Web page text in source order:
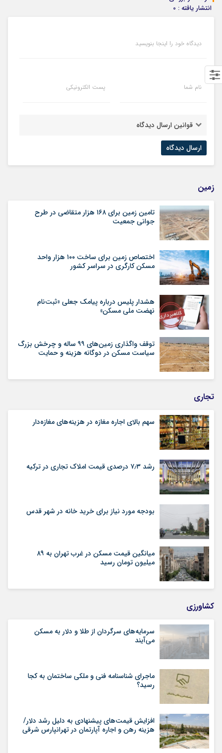
انتشار یافته : 0
دیدگاه خود را اینجا بنویسید
نام شما پست الکترونیکی
قوانین ارسال دیدگاه
زمین
تامین زمین برای ۱۶۸ هزار متقاضی در طرح
جوانی جمعیت
اختصاص زمین برای ساخت ۱۰۰ هزار واحد
مسکن کارگری در سراسر کشور
هشدار پلیس درباره پیامک جعلی «ثبت‌نام
نهضت ملی مسکن»
توقف واگذاری زمین‌های ۹۹ ساله و چرخش بزرگ
سیاست مسکن در دوگانه هزینه و حمایت
تجاری
سهم بالای اجاره‌‌ مغازه در هزینه‌‌های مغازه‌‌دار
رشد ۷٫۳ درصدی قیمت‌ املاک تجاری در ترکیه
بودجه مورد نیاز برای خرید خانه در شهر قدس
میانگین قیمت مسکن در غرب تهران به ۸۹
میلیون تومان رسید
کشاورزی
سرمایه‌های سرگردان از طلا و دلار به مسکن
می‌آیند
ماجرای شناسنامه‌ فنی و ملکی ساختمان به کجا
رسید؟
افزایش قیمت‌های پیشنهادی به دلیل رشد دلار/
هزینه رهن و اجاره آپارتمان در تهرانپارس شرقی